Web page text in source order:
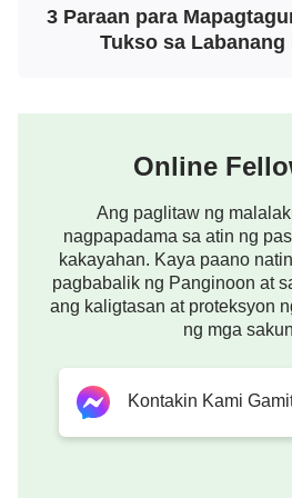
mananampalataya.”
nating unahin muna ang
pagbabasa ng mga salita ng
pinakamahalagang bagay na
dapat gawin ng isang
Kung nasisiyahan lamang
pinahahalagahan ang pagdalo
pagpupulong, at kung
3 Paraan para
Tukso sa
Online
Ang paglitaw ng
nagpapadama sa atin ng
kakayahan. Kaya paano
pagbabalik ng Panginoon at
ang kaligtasan at proteksyon
ng mga
Kontakin Kami